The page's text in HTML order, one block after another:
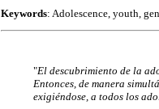
Keywords: Adolescence, youth,
"El descubrimiento de la
Entonces, de manera
exigiéndose, a todos los